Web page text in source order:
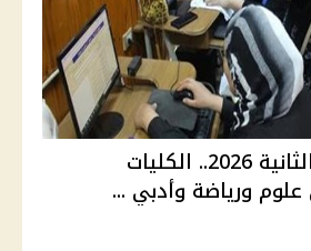
تنسيق المرحلة الثانية 2026.. الكليات
ورياضة وأدبي ...